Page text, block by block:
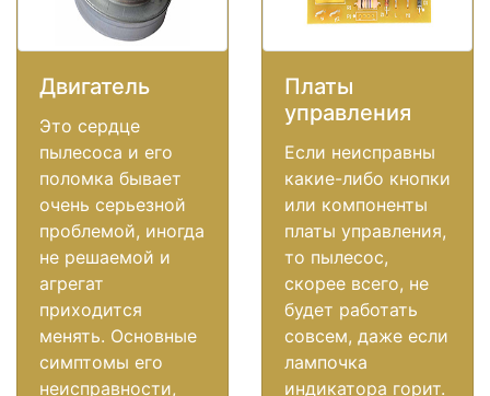
Двигатель
Это сердце
пылесоса и его
поломка бывает
очень серьезной
проблемой, иногда
не решаемой и
агрегат
приходится
менять. Основные
симптомы его
неисправности,
Платы
управления
Если неисправны
какие-либо кнопки
или компоненты
платы управления,
то пылесос,
скорее всего, не
будет работать
совсем, даже если
лампочка
индикатора горит.